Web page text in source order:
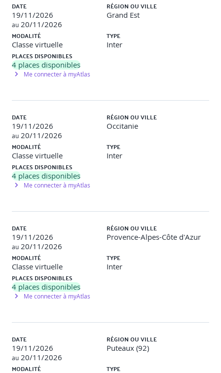
attaque Dan Kaminsky. Attaques applicatives.
Travaux pratiques
Installation et utilisation de l'analyseur réseau Wireshark.
Mise en œuvre d'une attaque applicative.
- Quelles architectures pour quels besoins ?
- Plan d'adressage sécurisé : RFC 1918. Translation
d'adresses (FTP comme exemple).
- Le rôle des zones démilitarisées (DMZ). Exemples
d'architectures.
- Firewall : pierre angulaire de la sécurité, firewalls et
environnements virtuels.
- Proxy serveur et relais applicatif. Proxy ou firewall :
concurrence ou complémentarité ?
- Evolution technologique des firewalls (Appliance, VPN,
IPS,UTM...).
Travaux pratiques
Mise en œuvre d'un proxy Cache/Authentification.
DATE
19/11/2026
au 20/11/2026
RÉGION OU VILLE
Grand Est
MODALITÉ
Classe virtuelle
TYPE
Inter
PLACES DISPONIBLES
4 places disponibles
Me connecter à myAtlas
DATE
19/11/2026
au 20/11/2026
RÉGION OU VILLE
Occitanie
MODALITÉ
Classe virtuelle
TYPE
Inter
PLACES DISPONIBLES
4 places disponibles
Me connecter à myAtlas
DATE
19/11/2026
au 20/11/2026
RÉGION OU VILLE
Provence-Alpes-Côte d'Azur
MODALITÉ
Classe virtuelle
TYPE
Inter
PLACES DISPONIBLES
4 places disponibles
Me connecter à myAtlas
DATE
19/11/2026
au 20/11/2026
RÉGION OU VILLE
Puteaux (92)
MODALITÉ TYPE